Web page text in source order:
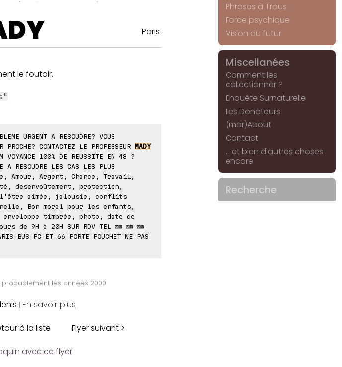
Paris
le foutoir.
URGENT A RESOUDRE? VOUS
CONTACTEZ LE PROFESSEUR
MADY
VOYANCE 100% DE REUSSITE EN 48 ?
A RESOUDRE LES CAS LES PLUS
Amour, Argent, Chance, Travail,
desenvoûtement, protection,
aimée, jalousie, conflits
Bon moral pour les enfants,
timbrée, photo, date de
9H à 20H SUR RDV TEL ⊠⊠ ⊠⊠ ⊠⊠
BUS PC ET 66 PORTE POUCHET NE PAS
probablement les années 2000
| En savoir plus
à la liste Flyer suivant >
avec ce flyer
Phrases à Trous
Force psychique
Vision du futur
Miscellanées
Comment les
collectionner ?
Enquête Surnaturelle
Les Donateurs
(mar)About
Contact
... et bien d'autres choses
encore
Recherche